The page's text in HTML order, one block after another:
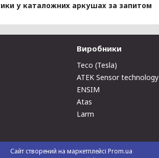
у каталожних аркушах за запитом
Виробники
Teco (Tesla)
ATEK Sensor technology
ENSIM
Atas
Larm
Сайт створений на маркетплейсі Prom.ua